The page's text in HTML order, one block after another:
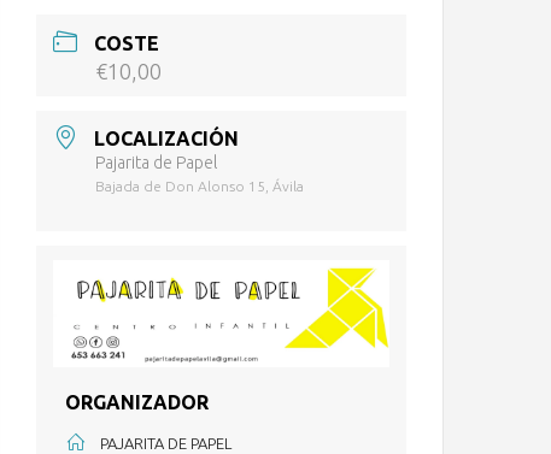
COSTE
€10,00
LOCALIZACIÓN
Pajarita de Papel
Bajada de Don Alonso 15, Ávila
ORGANIZADOR
PAJARITA DE PAPEL